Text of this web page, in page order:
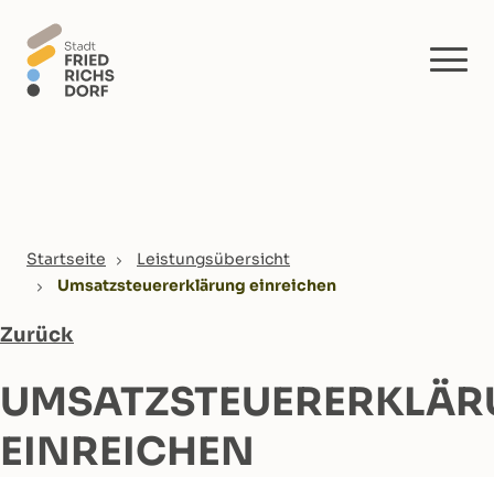
You are here:
Startseite
Leistungsübersicht
Umsatzsteuererklärung einreichen
Zurück
EINREICHEN